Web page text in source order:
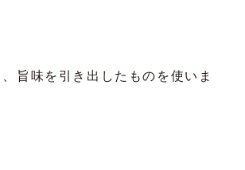
旨味を引き出したものを使いま